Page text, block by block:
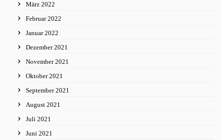
März 2022
Februar 2022
Januar 2022
Dezember 2021
November 2021
Oktober 2021
September 2021
August 2021
Juli 2021
Juni 2021